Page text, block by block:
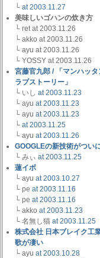
└ at 2003.11.27
美味しいゴハンの炊き方
└ ret at 2003.11.26
└ akko at 2003.11.26
└ ayu at 2003.11.26
└ YOSSY at 2003.11.26
宮藤官九郎 / 「マンハッタ
ラブストーリー」
└ いし at 2003.11.23
└ ayu at 2003.11.23
└ ayu at 2003.11.23
└ at 2003.11.25
└ ayu at 2003.11.26
GOOGLEの新技術がつい
└ みぃ at 2003.11.25
蓮イボ
└ ayu at 2003.10.27
└ pe at 2003.11.16
└ pe at 2003.11.16
└ akko at 2003.11.23
└ 名無し猫 at 2003.11.25
株式会社 日本ブレイク工
歌が凄い
└ ayu at 2003.10.28
それか
え、環
も合わ
ただろう
今とな
難しい
いった